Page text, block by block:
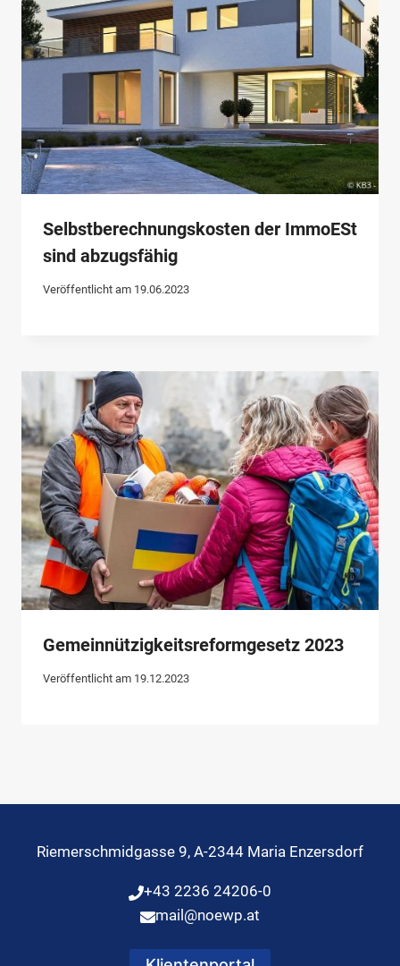
Selbstberechnungskosten der ImmoESt
sind abzugsfähig
Veröffentlicht am 19.06.2023
Gemeinnützigkeitsreformgesetz 2023
Veröffentlicht am 19.12.2023
Riemerschmidgasse 9, A-2344 Maria Enzersdorf
+43 2236 24206-0
mail@noewp.at